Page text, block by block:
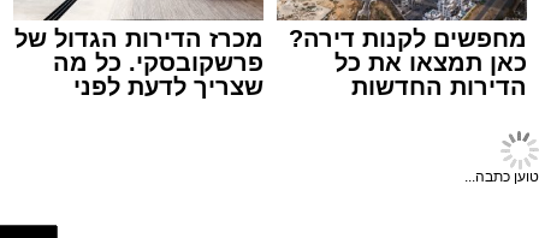
תגים:
עיריית אשדוד הודיעה היום על שינוי חד-פעמי
במועד קיום שוק הים בשבוע הבא, זאת לקראת
מחפשים לקנות דירה?
הדירות החדשות
למכירה באשדוד >>>
מכרז הדירות הגדול של